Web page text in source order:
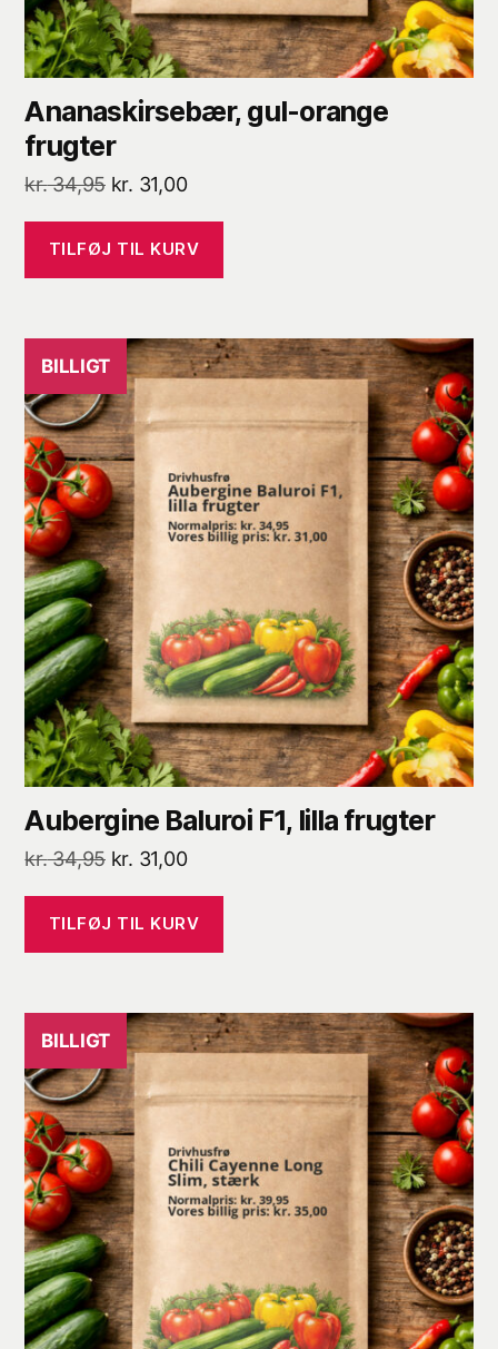
Ananaskirsebær, gul-orange
frugter
kr.34,95 Den
pris
var:
kr. 31,00Den
pris
er:
TILFØJ TIL KURV
BILLIGT
Aubergine Baluroi F1, lilla frugter
kr.34,95 Den
pris
var:
kr. 31,00Den
pris
er:
TILFØJ TIL KURV
BILLIGT